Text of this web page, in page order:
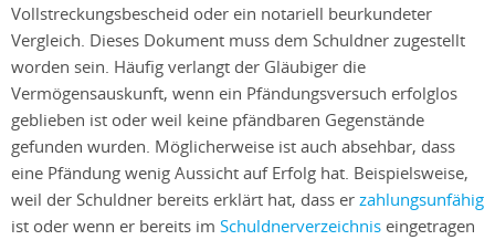
Vollstreckungsbescheid oder ein notariell beurkundeter
Vergleich. Dieses Dokument muss dem Schuldner zugestellt
worden sein. Häufig verlangt der Gläubiger die
Vermögensauskunft, wenn ein Pfändungsversuch erfolglos
geblieben ist oder weil keine pfändbaren Gegenstände
gefunden wurden. Möglicherweise ist auch absehbar, dass
eine Pfändung wenig Aussicht auf Erfolg hat. Beispielsweise,
weil der Schuldner bereits erklärt hat, dass er zahlungsunfähig
ist oder wenn er bereits im Schuldnerverzeichnis eingetragen